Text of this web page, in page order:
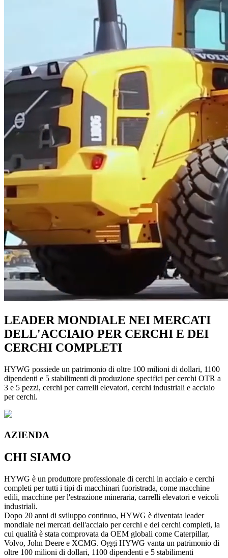
LEADER MONDIALE NEI MERCATI
DELL'ACCIAIO PER CERCHI E DEI
CERCHI COMPLETI
HYWG possiede un patrimonio di oltre 100 milioni di dollari, 1100
dipendenti e 5 stabilimenti di produzione specifici per cerchi OTR a
3 e 5 pezzi, cerchi per carrelli elevatori, cerchi industriali e acciaio
per cerchi.
AZIENDA
CHI SIAMO
HYWG è un produttore professionale di cerchi in acciaio e cerchi
completi per tutti i tipi di macchinari fuoristrada, come macchine
edili, macchine per l'estrazione mineraria, carrelli elevatori e veicoli
industriali.
Dopo 20 anni di sviluppo continuo, HYWG è diventata leader
mondiale nei mercati dell'acciaio per cerchi e dei cerchi completi, la
cui qualità è stata comprovata da OEM globali come Caterpillar,
Volvo, John Deere e XCMG. Oggi HYWG vanta un patrimonio di
oltre 100 milioni di dollari, 1100 dipendenti e 5 stabilimenti